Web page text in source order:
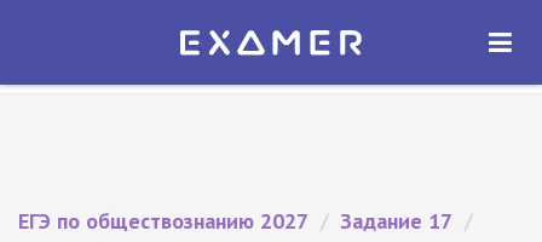
Экзамер — ЕГЭ 2027
ОТКРЫТЬ
ЕГЭ по обществознанию 2027 / Задание 17 /